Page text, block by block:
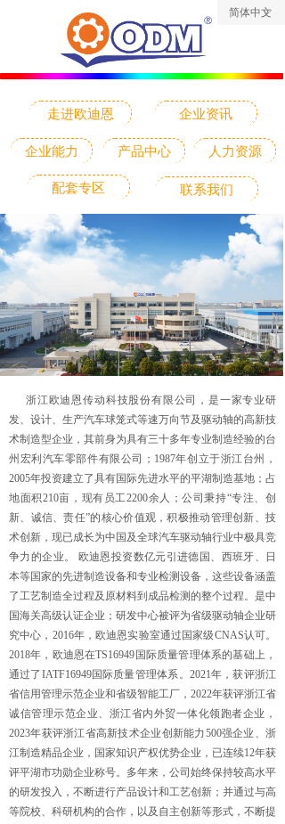
走进欧迪恩
人力资源
企业资讯
联系我们
企业能力
配套专区
ꀅ
简体中文
产品中心
浙江欧迪恩传动科技股份有限公司，是一家专业研
发、设计、生产汽车球笼式等速万向节及驱动轴的高新技
术制造型企业，其前身为具有三十多年专业制造经验的台
州宏利汽车零部件有限公司；1987年创立于浙江台州，
2005年投资建立了具有国际先进水平的平湖制造基地；占
地面积210亩，现有员工2200余人；公司秉持“专注、创
新、诚信、责任”的核心价值观，积极推动管理创新、技
术创新，现已成长为中国及全球汽车驱动轴行业中极具竞
争力的企业。 欧迪恩投资数亿元引进德国、西班牙、日
本等国家的先进制造设备和专业检测设备，这些设备涵盖
了工艺制造全过程及原材料到成品检测的整个过程。是中
国海关高级认证企业；研发中心被评为省级驱动轴企业研
究中心，2016年，欧迪恩实验室通过国家级CNAS认可。
2018年，欧迪恩在TS16949国际质量管理体系的基础上，
通过了IATF16949国际质量管理体系。2021年，获评浙江
省信用管理示范企业和省级智能工厂，2022年获评浙江省
诚信管理示范企业、浙江省内外贸一体化领跑者企业，
2023年获评浙江省高新技术企业创新能力500强企业、浙
江制造精品企业，国家知识产权优势企业，已连续12年获
评平湖市功勋企业称号。多年来，公司始终保持较高水平
的研发投入，不断进行产品设计和工艺创新；并通过与高
等院校、科研机构的合作，以及自主创新等形式，不断提